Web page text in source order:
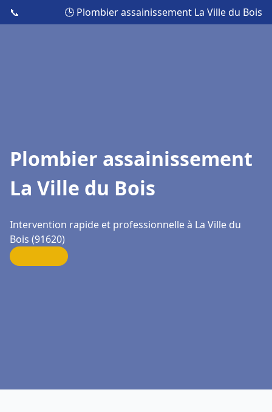
📞 🕒 Plombier assainissement La Ville du Bois
Plombier assainissement
La Ville du Bois
Intervention rapide et professionnelle à La Ville du
Bois (91620)